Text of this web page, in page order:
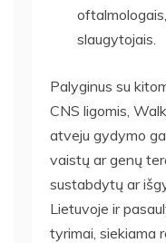
slaugytojais.
Palyginus su
CNS ligomis,
atveju gydymo
vaistų ar genų
sustabdytų ar
Lietuvoje ir
tyrimai, siekiama